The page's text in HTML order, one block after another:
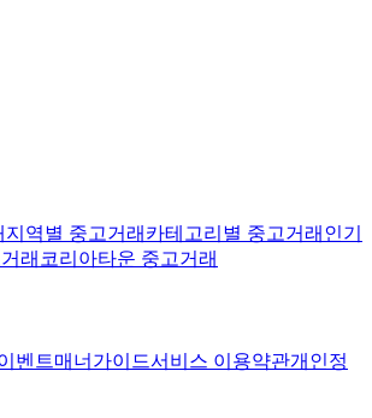
지역별 중고거래 카테고리별 중고거래 인기
래 코리아타운 중고거래
벤트매너가이드서비스 이용약관개인정